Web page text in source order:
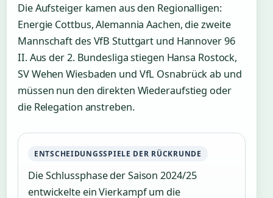
Die Aufsteiger kamen aus den Regionalligen:
Energie Cottbus, Alemannia Aachen, die zweite
Mannschaft des VfB Stuttgart und Hannover 96
II. Aus der 2. Bundesliga stiegen Hansa Rostock,
SV Wehen Wiesbaden und VfL Osnabrück ab und
müssen nun den direkten Wiederaufstieg oder
die Relegation anstreben.
ENTSCHEIDUNGSSPIELE DER RÜCKRUNDE
Die Schlussphase der Saison 2024/25
entwickelte ein Vierkampf um die